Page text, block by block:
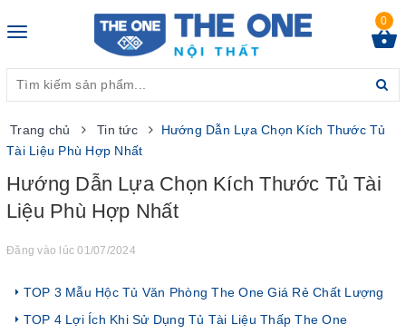
Toggle
0
Trang chủ Tin tức
Hướng Dẫn Lựa Chọn Kích Thước Tủ
Tài Liệu Phù Hợp Nhất
Hướng Dẫn Lựa Chọn Kích Thước Tủ Tài
Liệu Phù Hợp Nhất
Đăng vào lúc 01/07/2024
TOP 3 Mẫu Hộc Tủ Văn Phòng The One Giá Rẻ Chất Lượng
TOP 4 Lợi Ích Khi Sử Dụng Tủ Tài Liệu Thấp The One